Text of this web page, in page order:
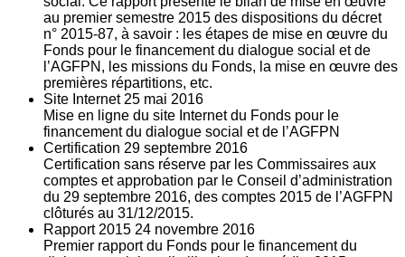
au premier semestre 2015 des dispositions du décret
n° 2015-87, à savoir : les étapes de mise en œuvre du
Fonds pour le financement du dialogue social et de
l’AGFPN, les missions du Fonds, la mise en œuvre des
premières répartitions, etc.
Site Internet 25 mai 2016
Mise en ligne du site Internet du Fonds pour le
financement du dialogue social et de l’AGFPN
Certification 29 septembre 2016
Certification sans réserve par les Commissaires aux
comptes et approbation par le Conseil d’administration
du 29 septembre 2016, des comptes 2015 de l’AGFPN
clôturés au 31/12/2015.
Rapport 2015 24 novembre 2016
Premier rapport du Fonds pour le financement du